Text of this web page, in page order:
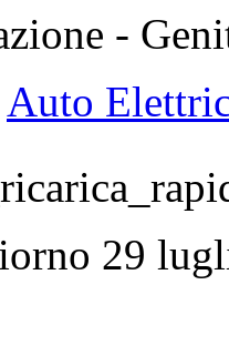
-
Auto
29